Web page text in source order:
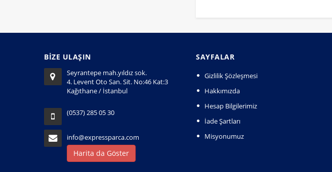
BİZE ULAŞIN
Seyrantepe mah.yıldız sok.
4. Levent Oto San. Sit. No:46 Kat:3
Kağıthane / İstanbul
(0537) 285 05 30
info@expressparca.com
Harita da Göster
SAYFALAR
Gizlilik Şözleşmesi
Hakkımızda
Hesap Bilgilerimiz
İade Şartları
Misyonumuz